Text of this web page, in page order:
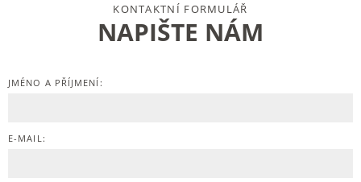
NAPIŠTE NÁM
KONTAKTNÍ FORMULÁŘ
JMÉNO A PŘÍJMENÍ:
E-MAIL: